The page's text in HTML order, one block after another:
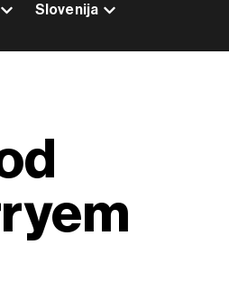
Slovenija